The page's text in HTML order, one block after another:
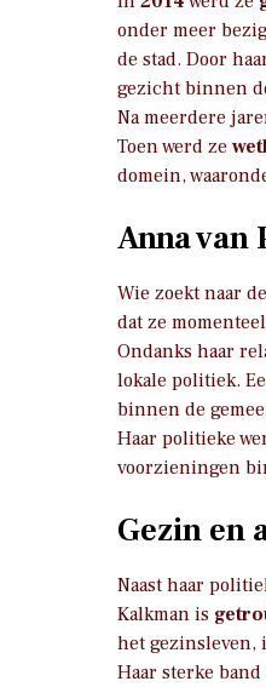
onder meer
de stad. Door
gezicht binnen
Na meerdere
Toen werd ze
domein,
Anna van
Wie zoekt naar de
dat ze momenteel
Ondanks haar
lokale politiek.
binnen de
Haar politieke
voorzieningen
Gezin en
Naast haar
Kalkman is
het gezinsleven,
Haar sterke